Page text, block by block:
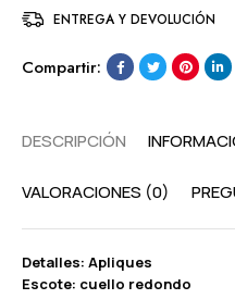
ENTREGA Y DEVOLUCIÓN
Compartir:
DESCRIPCIÓN
VALORACIONES (0)
Detalles: Apliques
Escote: cuello redondo